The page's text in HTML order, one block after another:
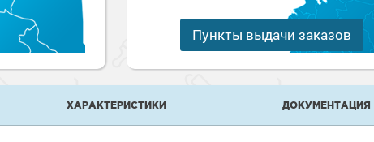
Пункты выдачи заказов
ХАРАКТЕРИСТИКИ ДОКУМЕНТАЦИЯ